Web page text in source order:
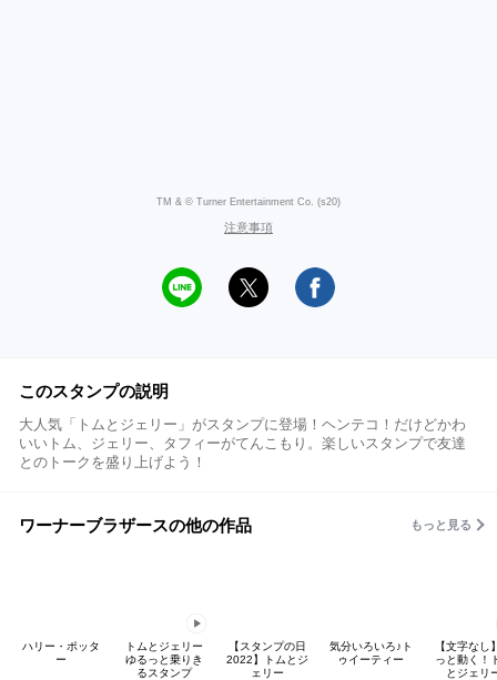
TM & © Turner Entertainment Co. (s20)
注意事項
このスタンプの説明
大人気「トムとジェリー」がスタンプに登場！ヘンテコ！だけどかわ
いいトム、ジェリー、タフィーがてんこもり。楽しいスタンプで友達
とのトークを盛り上げよう！
ワーナーブラザースの他の作品 もっと見る
ハリー・ポッタ
ー
トムとジェリー
ゆるっと乗りき
るスタンプ
【スタンプの日
2022】トムとジ
ェリー
気分いろいろ♪ト
ゥイーティー
【文字なし
っと動く！
とジェリ